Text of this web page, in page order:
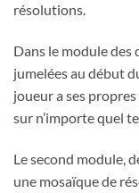
résolutions.
Dans le module des
jumelées au début
joueur a ses
sur n’importe quel
Le second module,
une mosaïque de